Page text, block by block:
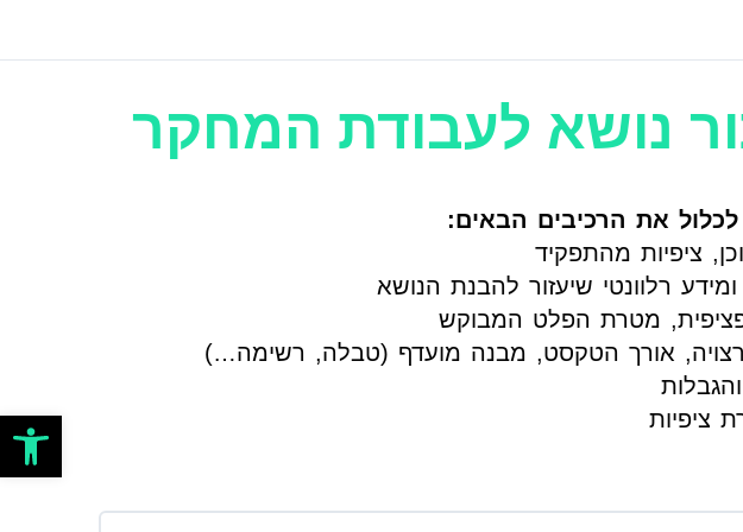
פתח
נושא לעבודת המחקר
את הרכיבים הבאים:
ציפיות מהתפקיד
רלוונטי שיעזור להבנת הנושא
מטרת הפלט המבוקש
אורך הטקסט, מבנה מועדף (טבלה, רשימה…)
ציפיות